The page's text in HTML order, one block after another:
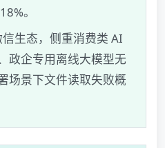
。
生态，侧重消费类 AI
政企专用离线大模型无
场景下文件读取失败概